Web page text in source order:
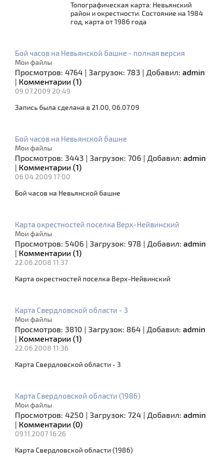
Топографическая карта: Невьянский
район и окрестности. Состояние на 1984
год, карта от 1986 года
Бой часов на Невьянской башне - полная версия
Мои файлы
Просмотров: 4764 | Загрузок: 783 | Добавил: admin
| Комментарии (1)
09.07.2009 20:49
Запись была сделана в 21.00, 06.07.09
Бой часов на Невьянской башне
Мои файлы
Просмотров: 3443 | Загрузок: 706 | Добавил: admin
| Комментарии (1)
06.04.2009 17:00
Бой часов на Невьянской башне
Карта окрестностей поселка Верх-Нейвинский
Мои файлы
Просмотров: 5406 | Загрузок: 978 | Добавил: admin
| Комментарии (1)
22.06.2008 11:37
Карта окрестностей поселка Верх-Нейвинский
Карта Свердловской области - 3
Мои файлы
Просмотров: 3810 | Загрузок: 864 | Добавил: admin
| Комментарии (1)
22.06.2008 11:36
Карта Свердловской области - 3
Карта Свердловской области (1986)
Мои файлы
Просмотров: 4250 | Загрузок: 724 | Добавил: admin
| Комментарии (0)
09.11.2007 16:26
Карта Свердловской области (1986)